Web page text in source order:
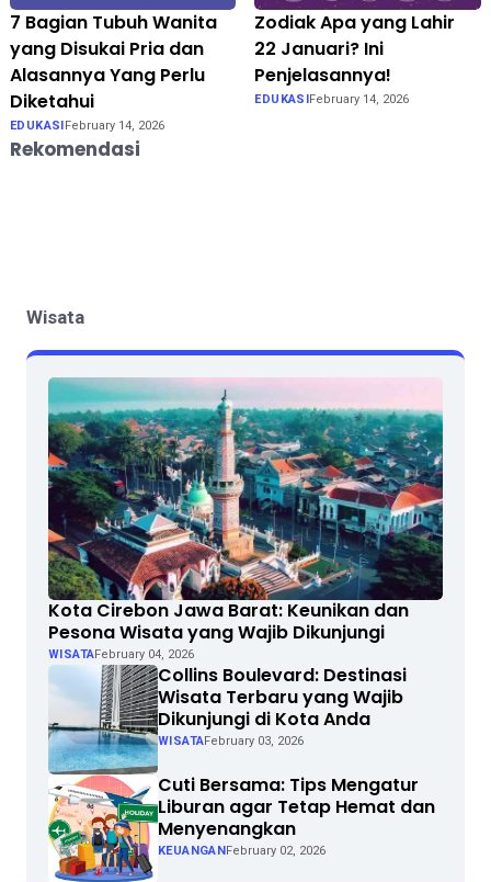
7 Bagian Tubuh Wanita
yang Disukai Pria dan
Alasannya Yang Perlu
Diketahui
EDUKASI February 14, 2026
Zodiak Apa yang Lahir
22 Januari? Ini
Penjelasannya!
EDUKASI February 14, 2026
Rekomendasi
Wisata
Kota Cirebon Jawa Barat: Keunikan dan
Pesona Wisata yang Wajib Dikunjungi
WISATAFebruary 04, 2026
Collins Boulevard: Destinasi
Wisata Terbaru yang Wajib
Dikunjungi di Kota Anda
WISATAFebruary 03, 2026
Cuti Bersama: Tips Mengatur
Liburan agar Tetap Hemat dan
Menyenangkan
KEUANGANFebruary 02, 2026